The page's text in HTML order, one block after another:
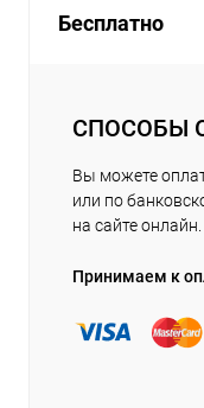
Бесплатно
СПОСОБЫ
Вы можете
или по
на сайте онлайн.
Принимаем к